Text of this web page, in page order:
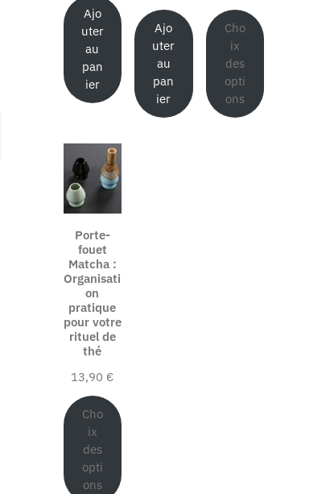
Ajo
uter
au
pan
ier
Ajo
uter
au
pan
ier
Cho
ix
des
opti
ons
Porte-
fouet
Matcha :
Organisati
on
pratique
pour votre
rituel de
thé
13,90 €
Cho
ix
des
opti
ons